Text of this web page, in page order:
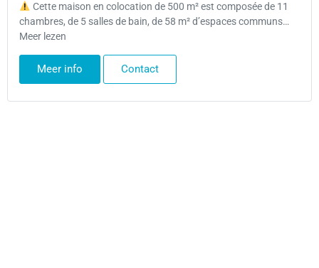
Cette maison en colocation de 500 m² est composée de 11
chambres, de 5 salles de bain, de 58 m² d’espaces communs…
Meer lezen
Meer info Contact